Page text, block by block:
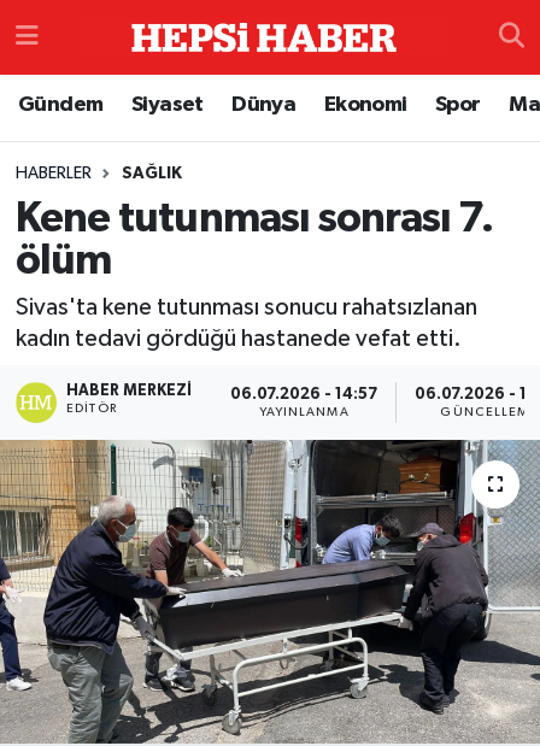
Gündem Siyaset Dünya Ekonomi Spor
HABERLER SAĞLIK
Kene tutunması sonrası 7.
ölüm
Sivas'ta kene tutunması sonucu rahatsızlanan
kadın tedavi gördüğü hastanede vefat etti.
HABER MERKEZI
EDITÖR
06.07.2026 - 14:57
YAYINLANMA
06.07.2026 -
GÜNCELLEME
Çevre
Dünya
Eğitim
Ekonomi
Genel
Gündem
Magazin
Özel Haber
Sağlık
İzmir Namaz Vakitleri
İstanbul Trafik Yoğunluk Haritası
Süper Lig Puan Durumu ve Fikstür
Tüm Manşetler
Son Dakika Haberleri
Haber Arşivi